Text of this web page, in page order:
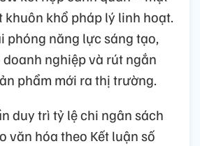
khuôn khổ pháp lý linh hoạt.
phóng năng lực sáng tạo,
nghiệp và rút ngắn
phẩm mới ra thị trường.
duy trì tỷ lệ chi ngân sách
văn hóa theo Kết luận số